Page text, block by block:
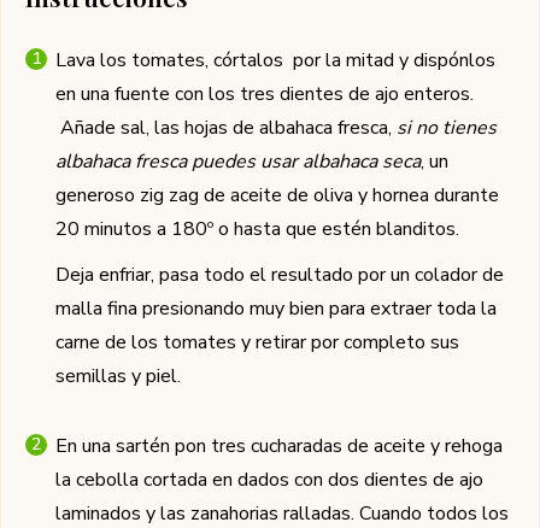
Lava los tomates, córtalos por la mitad y dispónlos
en una fuente con los tres dientes de ajo enteros.
Añade sal, las hojas de albahaca fresca, si no tienes
albahaca fresca puedes usar albahaca seca, un
generoso zig zag de aceite de oliva y hornea durante
20 minutos a 180º o hasta que estén blanditos.
Deja enfriar, pasa todo el resultado por un colador de
malla fina presionando muy bien para extraer toda la
carne de los tomates y retirar por completo sus
semillas y piel.
En una sartén pon tres cucharadas de aceite y rehoga
la cebolla cortada en dados con dos dientes de ajo
laminados y las zanahorias ralladas. Cuando todos los